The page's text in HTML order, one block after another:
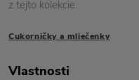
z tejto kolekcie.
Cukorničky a mliečenky
Vlastnosti